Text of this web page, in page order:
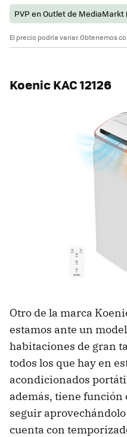
PVP en Outlet de
El precio podría variar. Obtenemos
Koenic KAC 12126
Otro de la marca
estamos ante un
habitaciones de gran
todos los que hay en
acondicionados
además, tiene función
seguir
cuenta con